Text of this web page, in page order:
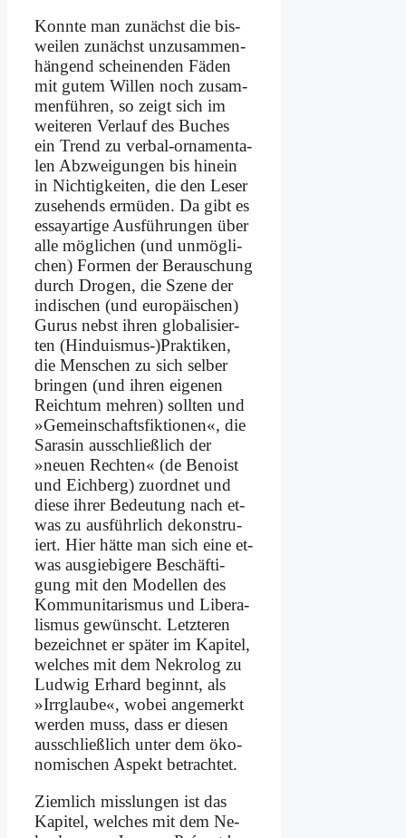
Konn­te man zu­nächst die bis­
wei­len zu­nächst un­zu­sam­men­
hän­gend schei­nen­den Fä­den
mit gu­tem Wil­len noch zu­sam­
men­füh­ren, so zeigt sich im
wei­te­ren Ver­lauf des Bu­ches
ein Trend zu ver­bal-or­na­men­ta­
len Ab­zwei­gun­gen bis hin­ein
in Nich­tig­kei­ten, die den Le­ser
zu­se­hends er­mü­den. Da gibt es
es­say­ar­ti­ge Aus­füh­run­gen über
al­le mög­li­chen (und un­mög­li­
chen) For­men der Be­rau­schung
durch Dro­gen, die Sze­ne der
in­di­schen (und eu­ro­päi­schen)
Gu­rus nebst ih­ren glo­ba­li­sier­
ten (Hinduismus-)Praktiken,
die Men­schen zu sich sel­ber
brin­gen (und ih­ren ei­ge­nen
Reich­tum meh­ren) soll­ten und
»Ge­mein­schafts­fik­tio­nen«, die
Sa­ra­sin aus­schließ­lich der
»neu­en Rech­ten« (de Be­noist
und Eich­berg) zu­ord­net und
die­se ih­rer Be­deu­tung nach et­
was zu aus­führ­lich de­kon­stru­
iert. Hier hät­te man sich ei­ne et­
was aus­gie­bi­ge­re Be­schäf­ti­
gung mit den Mo­del­len des
Kom­mu­ni­ta­ris­mus und Li­be­ra­
lis­mus ge­wünscht. Letz­te­ren
be­zeich­net er spä­ter im Ka­pi­tel,
wel­ches mit dem Ne­kro­log zu
Lud­wig Er­hard be­ginnt, als
»Irr­glau­be«, wo­bei an­ge­merkt
wer­den muss, dass er die­sen
aus­schließ­lich un­ter dem öko­
no­mi­schen Aspekt be­trach­tet.
Ziem­lich miss­lun­gen ist das
Ka­pi­tel, wel­ches mit dem Ne­